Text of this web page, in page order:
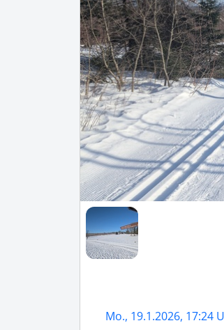
Mo., 19.1.2026, 17:24